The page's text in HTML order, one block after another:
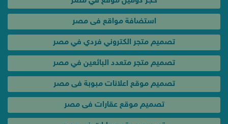
استضافة مواقع فى مصر
تصميم متجر الكتروني فردي في مصر
تصميم متجر متعدد البائعين في مصر
تصميم موقع اعلانات مبوبة فى مصر
تصميم موقع عقارات فى مصر